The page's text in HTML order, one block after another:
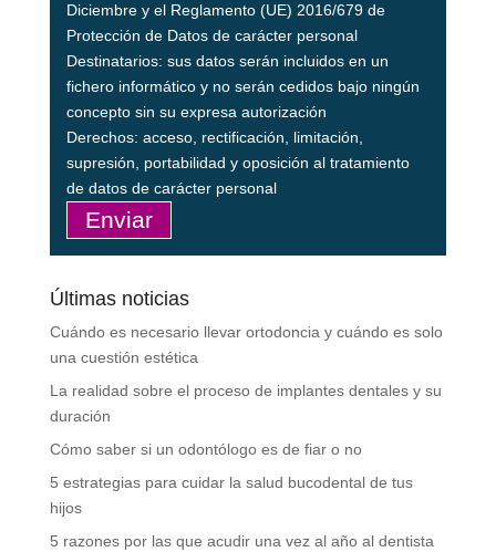
Diciembre y el Reglamento (UE) 2016/679 de
Protección de Datos de carácter personal
Destinatarios: sus datos serán incluidos en un
fichero informático y no serán cedidos bajo ningún
concepto sin su expresa autorización
Derechos: acceso, rectificación, limitación,
supresión, portabilidad y oposición al tratamiento
de datos de carácter personal
Últimas noticias
Cuándo es necesario llevar ortodoncia y cuándo es solo
una cuestión estética
La realidad sobre el proceso de implantes dentales y su
duración
Cómo saber si un odontólogo es de fiar o no
5 estrategias para cuidar la salud bucodental de tus
hijos
5 razones por las que acudir una vez al año al dentista